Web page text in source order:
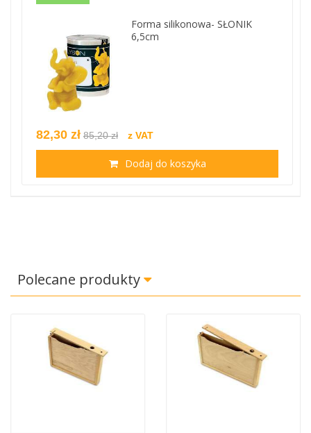
Forma silikonowa- SŁONIK
6,5cm
82,30 zł 85,20 zł z VAT
Dodaj do koszyka
Polecane produkty